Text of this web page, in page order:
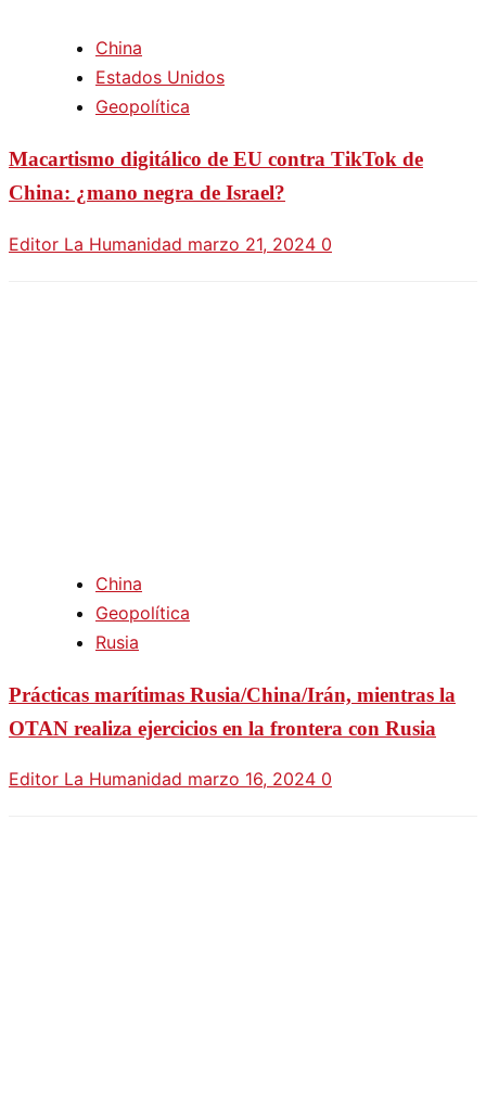
China
Estados Unidos
Geopolítica
Macartismo digitálico de EU contra TikTok de
China: ¿mano negra de Israel?
Editor La Humanidad marzo 21, 2024 0
China
Geopolítica
Rusia
Prácticas marítimas Rusia/China/Irán, mientras la
OTAN realiza ejercicios en la frontera con Rusia
Editor La Humanidad marzo 16, 2024 0